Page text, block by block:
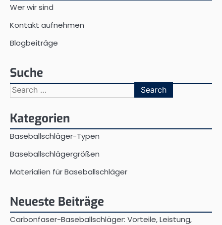
Wer wir sind
Kontakt aufnehmen
Blogbeiträge
Suche
Search
for:
Kategorien
Baseballschläger-Typen
Baseballschlägergrößen
Materialien für Baseballschläger
Neueste Beiträge
Carbonfaser-Baseballschläger: Vorteile, Leistung,